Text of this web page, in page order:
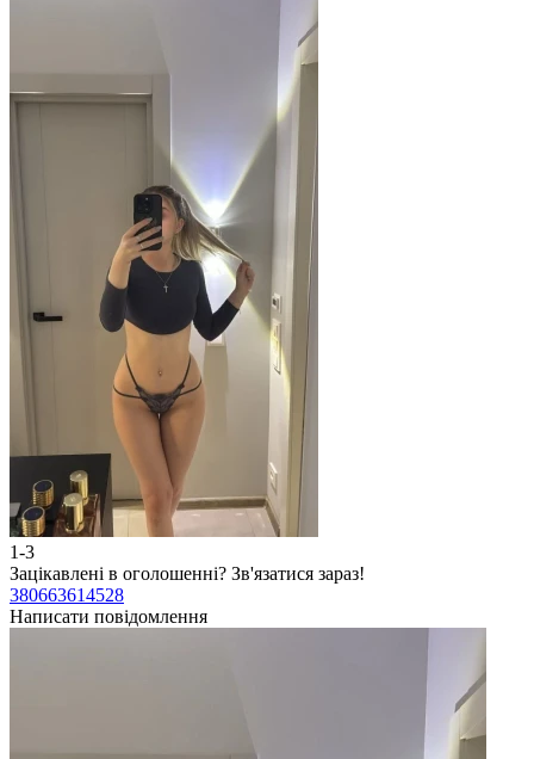
1-3
Зацікавлені в оголошенні? Зв'язатися зараз!
380663614528
Написати повідомлення